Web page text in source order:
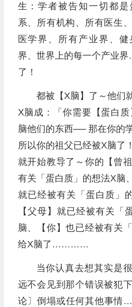
生：学者被告知一切都是
系、所有机构、所有医生
医学界、所有产业界、
界、世界上的每一个产业
了！
都被【X脑】了～他们
X脑成：「你需要【蛋白
脑他们的东西── 那在你的
所以你的祖父已经被X脑了
就开始教导了～你的【曾
有关「蛋白质」的想法X脑
就已经被有关「蛋白质」
【父母】就已经被有关「
脑、【你】也已经被有关
给X脑了…………
当你认真去想其实是
远不会见到那个错误被犯
论〕倒塌或任何其他事情